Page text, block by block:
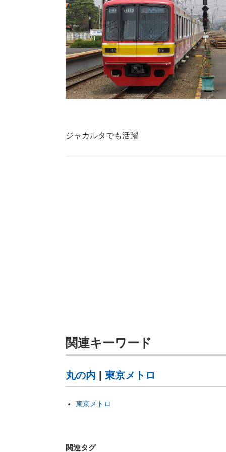
ジャカルタでも活躍
関連キーワード
丸の内 東京メトロ
東京メトロ
関連タグ